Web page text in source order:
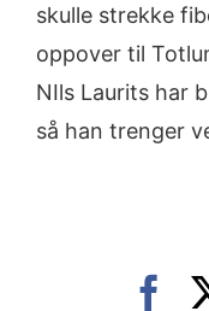
skulle strekke
oppover til
NIls Laurits har
så han trenger